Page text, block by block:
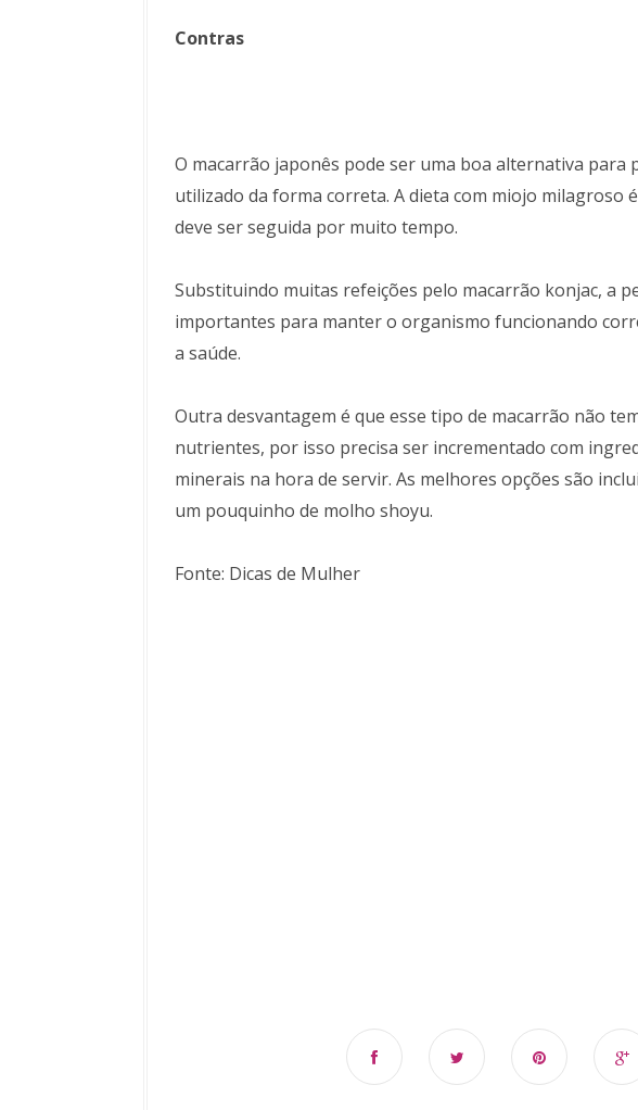
Contras
O macarrão japonês pode ser uma boa alternativa para
utilizado da forma correta. A dieta com miojo milagroso
deve ser seguida por muito tempo.
Substituindo muitas refeições pelo macarrão konjac, a
importantes para manter o organismo funcionando
a saúde.
Outra desvantagem é que esse tipo de macarrão não
nutrientes, por isso precisa ser incrementado com
minerais na hora de servir. As melhores opções são
um pouquinho de molho shoyu.
Fonte: Dicas de Mulher